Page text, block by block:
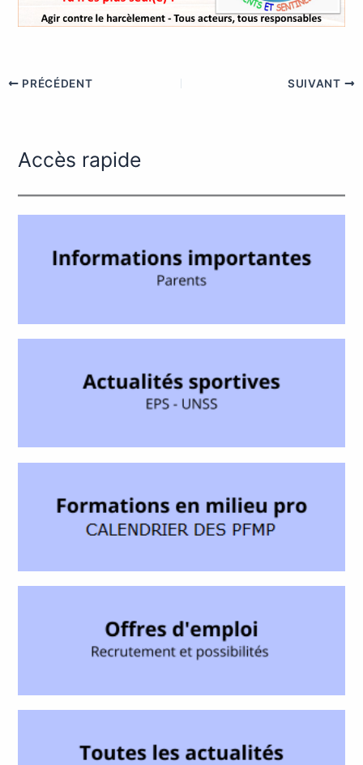
PRÉCÉDENT SUIVANT
Accès rapide